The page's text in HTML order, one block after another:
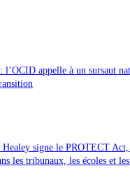
l’OCID appelle à un sursaut
Healey signe le PROTECT
les tribunaux, les écoles et